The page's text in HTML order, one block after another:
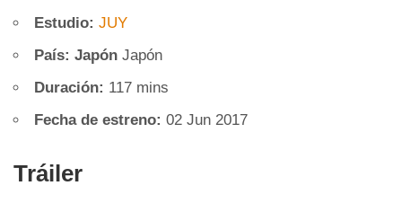
Estudio:JUY
País: JapónJapón
Duración: 117 mins
Fecha de estreno:02 Jun 2017
Tráiler